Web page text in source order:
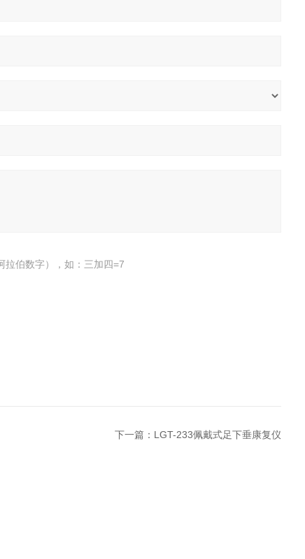
拉伯数字），如：三加四=7
下一篇： LGT-233佩戴式足下垂康复仪